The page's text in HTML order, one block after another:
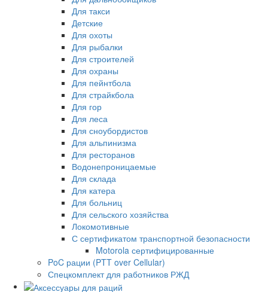
Для такси
Детские
Для охоты
Для рыбалки
Для строителей
Для охраны
Для пейнтбола
Для страйкбола
Для гор
Для леса
Для сноубордистов
Для альпинизма
Для ресторанов
Водонепроницаемые
Для склада
Для катера
Для больниц
Для сельского хозяйства
Локомотивные
С сертификатом транспортной безопасности
Motorola сертифицированные
PoC рации (PTT over Cellular)
Спецкомплект для работников РЖД